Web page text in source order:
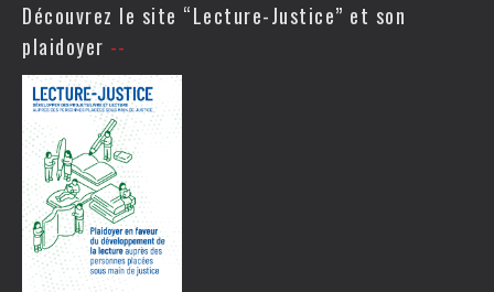
Découvrez le site “Lecture-Justice” et son
plaidoyer